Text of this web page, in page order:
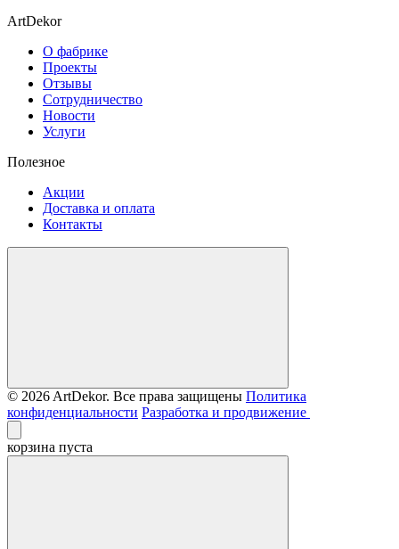
ArtDekor
О фабрике
Проекты
Отзывы
Сотрудничество
Новости
Услуги
Полезное
Акции
Доставка и оплата
Контакты
© 2026 ArtDekor. Все права защищены Политика
конфиденциальности Разработка и продвижение
корзина пуста